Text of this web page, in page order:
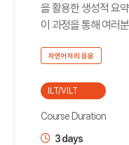
을 활용한 생성적 요
이 과정을 통해 여러
자연어처리 응용
ILT/VILT
Course Duration
3 days